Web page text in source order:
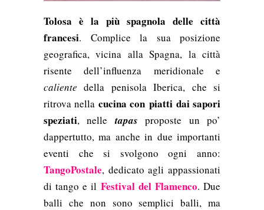
Tolosa è la più spagnola delle città
francesi. Complice la sua posizione
geografica, vicina alla Spagna, la città
risente dell’influenza meridionale e
caliente della penisola Iberica, che si
ritrova nella cucina con piatti dai sapori
speziati, nelletapas proposte un po’
dappertutto, ma anche in due importanti
eventi che si svolgono ogni anno:
TangoPostale, dedicato agli appassionati
di tango e il Festival del Flamenco. Due
balli che non sono semplici balli, ma